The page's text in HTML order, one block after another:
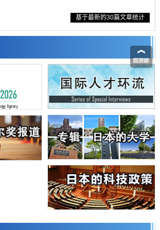
定出非结核分枝杆菌生存的必需基因，首次揭示
对AI的不可控性——中央大学平野晋教授专访
土壤健康应采取哪些措施？探讨土壤保护与强化
氢键网络的温度预测新方法，AI从分子排列信息中
将人生交给AI”保持危机感——中央大学平野晋教
“游击手”小胶质细胞包裹保护受损神经细胞的机
茨海默病等疾病疗法
橡胶全球首次从纳米尺度揭示橡胶—黄铜粘接界面
升轮胎安全性与耐久性的材料设计开辟道路
基于最新的30篇文章统计